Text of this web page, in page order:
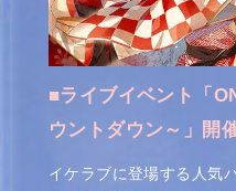
■ライブイベント「
ウントダウン～」開
イケラブに登場する人気